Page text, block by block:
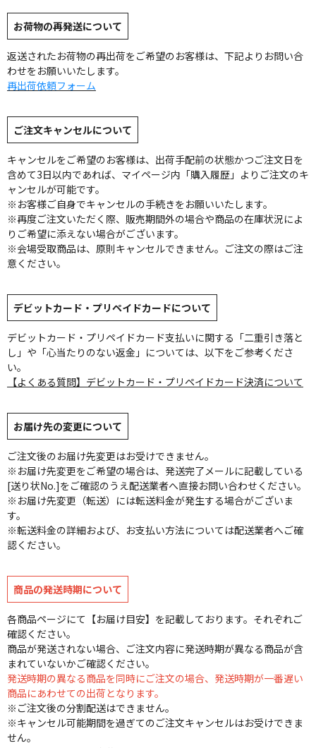
お荷物の再発送について
返送されたお荷物の再出荷をご希望のお客様は、下記よりお問い合
わせをお願いいたします。
再出荷依頼フォーム
ご注文キャンセルについて
キャンセルをご希望のお客様は、出荷手配前の状態かつご注文日を
含めて3日以内であれば、マイページ内「購入履歴」よりご注文のキ
ャンセルが可能です。
※お客様ご自身でキャンセルの手続きをお願いいたします。
※再度ご注文いただく際、販売期間外の場合や商品の在庫状況によ
りご希望に添えない場合がございます。
※会場受取商品は、原則キャンセルできません。ご注文の際はご注
意ください。
デビットカード・プリペイドカードについて
デビットカード・プリペイドカード支払いに関する「二重引き落と
し」や「心当たりのない返金」については、以下をご参考くださ
い。
【よくある質問】デビットカード・プリペイドカード決済について
お届け先の変更について
ご注文後のお届け先変更はお受けできません。
※お届け先変更をご希望の場合は、発送完了メールに記載している
[送り状No.]をご確認のうえ配送業者へ直接お問い合わせください。
※お届け先変更（転送）には転送料金が発生する場合がございま
す。
※転送料金の詳細および、お支払い方法については配送業者へご確
認ください。
商品の発送時期について
各商品ページにて【お届け目安】を記載しております。それぞれご
確認ください。
商品が発送されない場合、ご注文内容に発送時期が異なる商品が含
まれていないかご確認ください。
発送時期の異なる商品を同時にご注文の場合、発送時期が一番遅い
商品にあわせての出荷となります。
※ご注文後の分割配送はできません。
※キャンセル可能期間を過ぎてのご注文キャンセルはお受けできま
せん。